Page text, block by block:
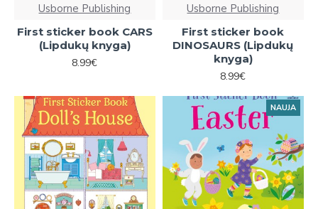
Usborne Publishing
First sticker book CARS
(Lipdukų knyga)
8.99€
Usborne Publishing
First sticker book
DINOSAURS (Lipdukų
knyga)
8.99€
NAUJA